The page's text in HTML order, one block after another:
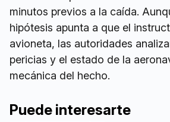
minutos previos a la caída.
hipótesis apunta a que el
avioneta, las autoridades
pericias y el estado de la
mecánica del hecho.
Puede interesarte